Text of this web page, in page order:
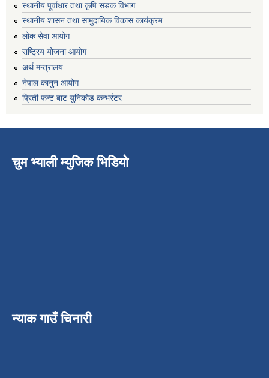
स्थानीय पूर्वाधार तथा कृषि सडक विभाग
स्थानीय शासन तथा सामुदायिक विकास कार्यक्रम
लोक सेवा आयोग
राष्ट्रिय योजना आयोग
अर्थ मन्त्रालय
नेपाल कानुन आयोग
प्रिती फन्ट बाट युनिकोड कन्भर्रटर
चुम भ्याली म्युजिक भिडियो
न्याक गाउँ चिनारी